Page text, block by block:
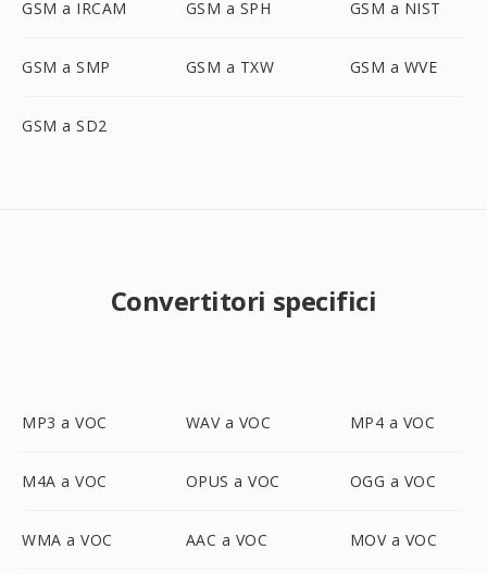
GSM a IRCAM GSM a SPH GSM a NIST
GSM a SMP GSM a TXW GSM a WVE
GSM a SD2
Convertitori specifici
MP3 a VOC WAV a VOC MP4 a VOC
M4A a VOC OPUS a VOC OGG a VOC
WMA a VOC AAC a VOC MOV a VOC